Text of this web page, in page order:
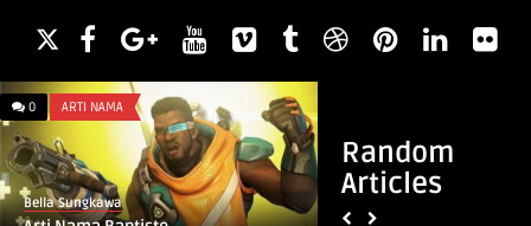
Random
Articles
0 ARTI NAMA
Bella Sungkawa